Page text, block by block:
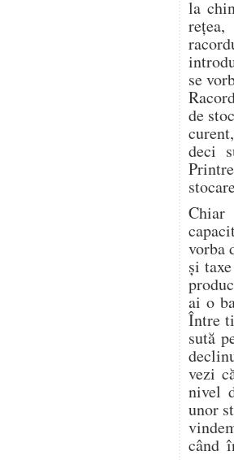
la
se
de
deci
Chiar
vorba
și
ai o
Între
sută
vezi
nivel
unor
când